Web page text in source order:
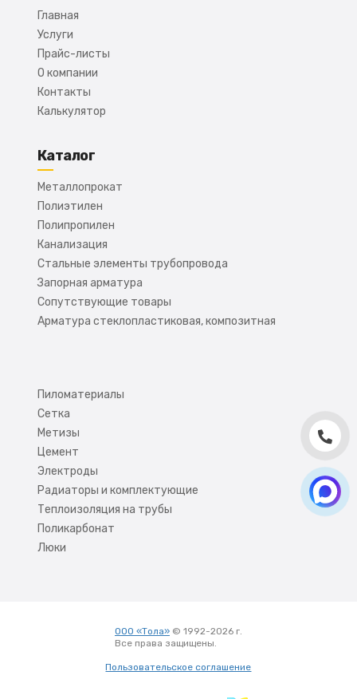
Главная
Услуги
Прайс-листы
О компании
Контакты
Калькулятор
Каталог
Металлопрокат
Полиэтилен
Полипропилен
Канализация
Стальные элементы трубопровода
Запорная арматура
Сопутствующие товары
Арматура стеклопластиковая, композитная
Пиломатериалы
Сетка
Метизы
Цемент
Электроды
Радиаторы и комплектующие
Теплоизоляция на трубы
Поликарбонат
Люки
ООО «Тола»© 1992-2026 г.
Все права защищены.
Пользовательское соглашение